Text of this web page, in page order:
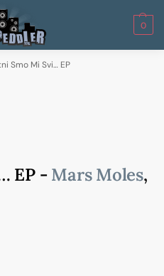
0
Smo Mi Svi… EP
EP - Mars Moles,